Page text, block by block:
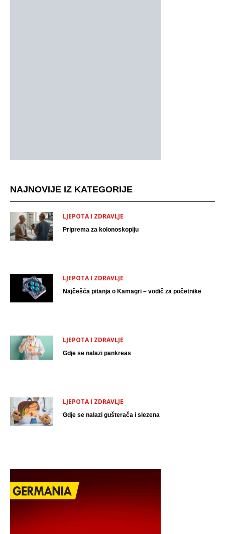
NAJNOVIJE IZ KATEGORIJE
LJEPOTA I ZDRAVLJE
Priprema za kolonoskopiju
LJEPOTA I ZDRAVLJE
Najčešća pitanja o Kamagri – vodič za početnike
LJEPOTA I ZDRAVLJE
Gdje se nalazi pankreas
LJEPOTA I ZDRAVLJE
Gdje se nalazi gušterača i slezena